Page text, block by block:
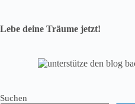
Lebe deine Träume jetzt!
Suchen